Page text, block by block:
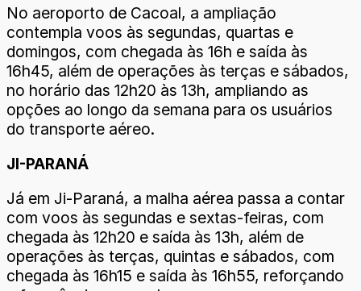
No aeroporto de Cacoal, a ampliação
contempla voos às segundas, quartas e
domingos, com chegada às 16h e saída às
16h45, além de operações às terças e sábados,
no horário das 12h20 às 13h, ampliando as
opções ao longo da semana para os usuários
do transporte aéreo.
JI-PARANÁ
Já em Ji-Paraná, a malha aérea passa a contar
com voos às segundas e sextas-feiras, com
chegada às 12h20 e saída às 13h, além de
operações às terças, quintas e sábados, com
chegada às 16h15 e saída às 16h55, reforçando